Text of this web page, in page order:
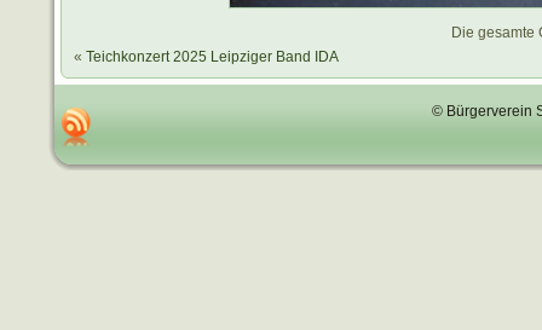
Die gesamte
« Teichkonzert 2025 Leipziger Band IDA
© Bürgerverein